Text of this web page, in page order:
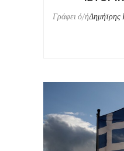
Γράφει ό/ήΔημήτρης